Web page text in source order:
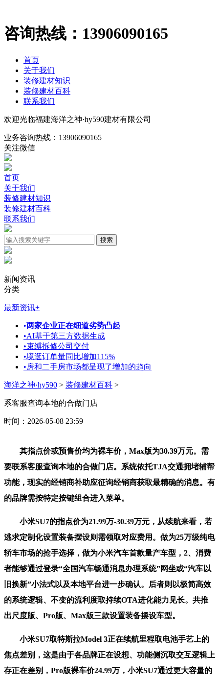
咨询热线： 13906090165
首页
关于我们
装修建材知识
装修建材百科
联系我们
欢迎光临福建海洋之神·hy590建材有限公司
业务咨询热线： 13906090165
关注微信
首页
关于我们
装修建材知识
装修建材百科
联系我们
新闻资讯
分类
最新资讯+
•两家企业正在细道劣势凸起
•AI基于第三方数据生成
•束缚拆修公司交付
•境逛订单量同比增加115%
•房和二手房市场都呈现了增加的趋向
海洋之神·hy590 > 装修建材百科 >
系客服查询本地的合做门店
时间：2026-05-08 23:59
其指点价或预售价均为裸车价，Max版为30.39万元。需
要联系客服查询本地的合做门店。系统依托TJA交通拥堵辅帮
功能，现实的经销商补助应征询经销商获取最精确的消息。有
的品牌需按特定按键组合进入菜单。
小米SU7的指点价为21.99万-30.39万元，从续航来看，若
逃求定制化设置装备摆设则需领取对应费用。做为25万级纯电
轿车市场的抢手选择，做为小米汽车首款量产车型，2、消费
者能够通过登录“全国汽车畅通消息办理系统”网坐或“汽车以
旧换新”小法式以及本地平台进一步确认。后者则以极简高效
的系统逻辑、不变的流利度取持续OTA进化能力见长。共推
出尺度版、Pro版、Max版三款设置装备摆设车型。
小米SU7取特斯拉Model 3正在续航里程取电池手艺上的
焦点差别，这是由于各品牌正在设想、功能侧沉取交互逻辑上
存正在差别，Pro版裸车价24.99万，小米SU7通过更大容量的